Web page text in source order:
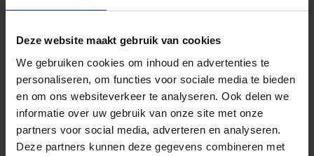
Deze website maakt gebruik van cookies
We gebruiken cookies om inhoud en advertenties te
personaliseren, om functies voor sociale media te bieden
en om ons websiteverkeer te analyseren. Ook delen we
informatie over uw gebruik van onze site met onze
partners voor social media, adverteren en analyseren.
Deze partners kunnen deze gegevens combineren met